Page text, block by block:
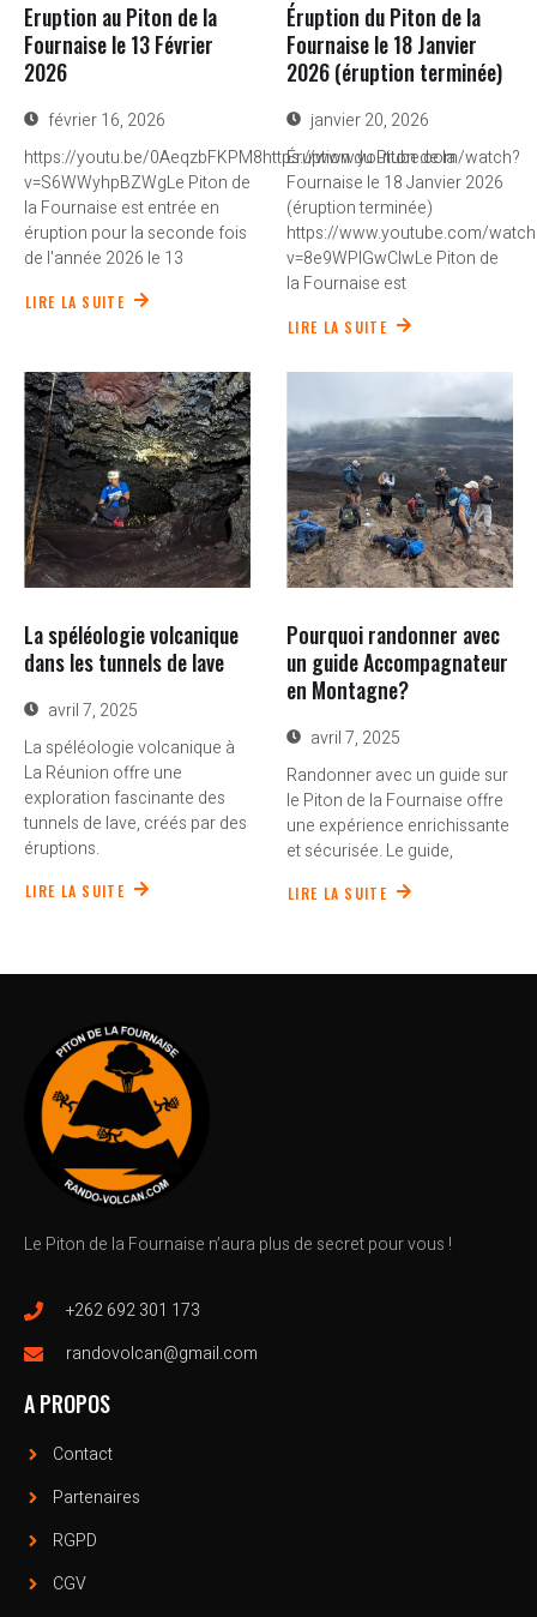
Eruption au Piton de la
Fournaise le 13 Février
2026
février 16, 2026
https://youtu.be/0AeqzbFKPM8https://www.youtube.com/watch?
v=S6WWyhpBZWgLe Piton de
la Fournaise est entrée en
éruption pour la seconde fois
de l'année 2026 le 13
LIRE LA SUITE
Éruption du Piton de la
Fournaise le 18 Janvier
2026 (éruption terminée)
janvier 20, 2026
Éruption du Piton de la
Fournaise le 18 Janvier 2026
(éruption terminée)
https://www.youtube.com/
v=8e9WPlGwClwLe Piton de
la Fournaise est
LIRE LA SUITE
La spéléologie volcanique
dans les tunnels de lave
avril 7, 2025
La spéléologie volcanique à
La Réunion offre une
exploration fascinante des
tunnels de lave, créés par des
éruptions.
LIRE LA SUITE
Pourquoi randonner avec
un guide Accompagnateur
en Montagne?
avril 7, 2025
Randonner avec un guide sur
le Piton de la Fournaise offre
une expérience enrichissante
et sécurisée. Le guide,
LIRE LA SUITE
Le Piton de la Fournaise n’aura plus de secret pour vous !
+262 692 301 173
randovolcan@gmail.com
A PROPOS
Contact
Partenaires
RGPD
CGV